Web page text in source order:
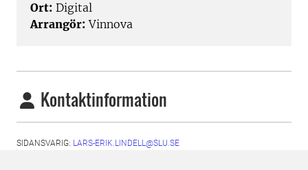
Ort: Digital
Arrangör: Vinnova
Kontaktinformation
SIDANSVARIG: LARS-ERIK.LINDELL@SLU.SE